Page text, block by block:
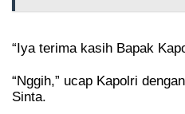
“Iya terima kasih Bapak
“Nggih,” ucap Kapolri
Sinta.